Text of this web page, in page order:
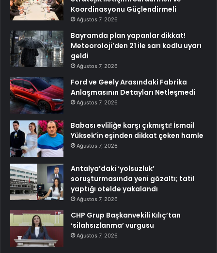
Koordinasyonu Güçlendirmeli
Ağustos 7, 2026
Bayramda plan yapanlar dikkat!
Meteoroloji’den 21 ile sarı kodlu uyarı
geldi
Ağustos 7, 2026
Ford ve Geely Arasındaki Fabrika
Anlaşmasının Detayları Netleşmedi
Ağustos 7, 2026
Babası evliliğe karşı çıkmıştı! İsmail
Yüksek’in eşinden dikkat çeken hamle
Ağustos 7, 2026
Antalya’daki ‘yolsuzluk’
soruşturmasında yeni gözaltı; tatil
yaptığı otelde yakalandı
Ağustos 7, 2026
CHP Grup Başkanvekili Kılıç’tan
‘silahsızlanma’ vurgusu
Ağustos 7, 2026